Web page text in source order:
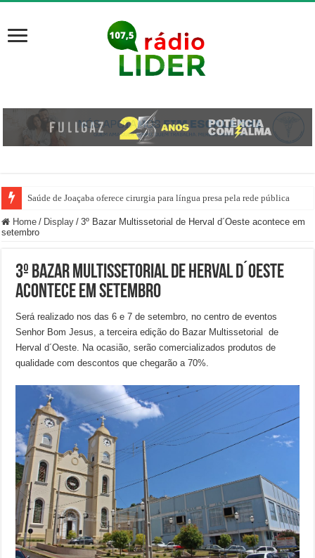
Saúde de Joaçaba oferece cirurgia para língua presa pela rede pública
Unoesc apresenta Robô e amplia ações de divulgação científica
Home / Display / 3º Bazar Multissetorial de Herval d´Oeste acontece em
setembro
3º Bazar Multissetorial de Herval d´Oeste
acontece em setembro
Será realizado nos das 6 e 7 de setembro, no centro de eventos
Senhor Bom Jesus, a terceira edição do Bazar Multissetorial de
Herval d´Oeste. Na ocasião, serão comercializados produtos de
qualidade com descontos que chegarão a 70%.